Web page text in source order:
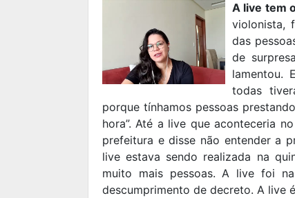
A live tem
violonista,
das
de
lamentou.
todas
porque tínhamos pessoas
hora”. Até a live que aconteceria
prefeitura e disse não entender a
live estava sendo realizada na
muito mais pessoas. A live foi
descumprimento de decreto. A live